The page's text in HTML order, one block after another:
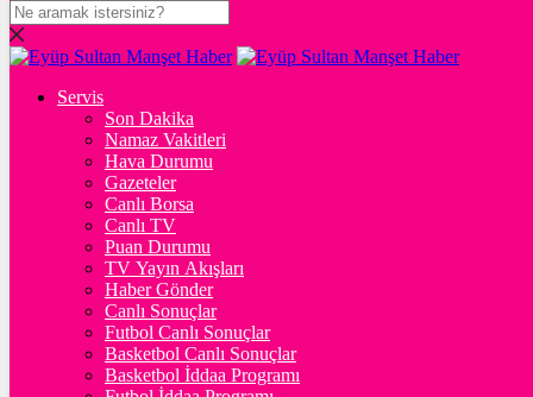
DOLAR
47,7124$% 0.17
EURO
% -0.04
STERLİN
% 0.02
GRAM ALTIN
%1,35
%1,32
Servis
Son Dakika
Namaz Vakitleri
Hava Durumu
Gazeteler
Canlı Borsa
Canlı TV
Puan Durumu
TV Yayın Akışları
Haber Gönder
Canlı Sonuçlar
Futbol Canlı Sonuçlar
Basketbol Canlı Sonuçlar
Basketbol İddaa Programı